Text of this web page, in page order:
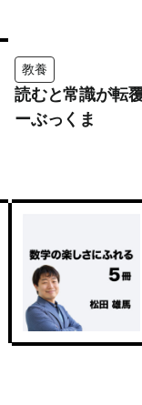
教養
読むと常識が転
ーぶっくま